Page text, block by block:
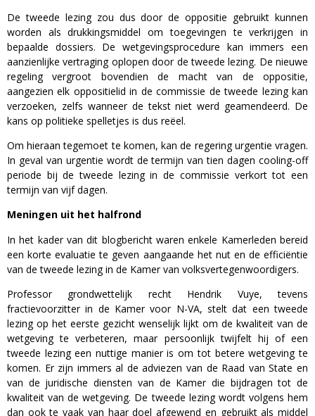
De tweede lezing zou dus door de oppositie gebruikt kunnen
worden als drukkingsmiddel om toegevingen te verkrijgen in
bepaalde dossiers. De wetgevingsprocedure kan immers een
aanzienlijke vertraging oplopen door de tweede lezing. De nieuwe
regeling vergroot bovendien de macht van de oppositie,
aangezien elk oppositielid in de commissie de tweede lezing kan
verzoeken, zelfs wanneer de tekst niet werd geamendeerd. De
kans op politieke spelletjes is dus reëel.
Om hieraan tegemoet te komen, kan de regering urgentie vragen.
In geval van urgentie wordt de termijn van tien dagen cooling-off
periode bij de tweede lezing in de commissie verkort tot een
termijn van vijf dagen.
Meningen uit het halfrond
In het kader van dit blogbericht waren enkele Kamerleden bereid
een korte evaluatie te geven aangaande het nut en de efficiëntie
van de tweede lezing in de Kamer van volksvertegenwoordigers.
Professor grondwettelijk recht Hendrik Vuye, tevens
fractievoorzitter in de Kamer voor N-VA, stelt dat een tweede
lezing op het eerste gezicht wenselijk lijkt om de kwaliteit van de
wetgeving te verbeteren, maar persoonlijk twijfelt hij of een
tweede lezing een nuttige manier is om tot betere wetgeving te
komen. Er zijn immers al de adviezen van de Raad van State en
van de juridische diensten van de Kamer die bijdragen tot de
kwaliteit van de wetgeving. De tweede lezing wordt volgens hem
dan ook te vaak van haar doel afgewend en gebruikt als middel